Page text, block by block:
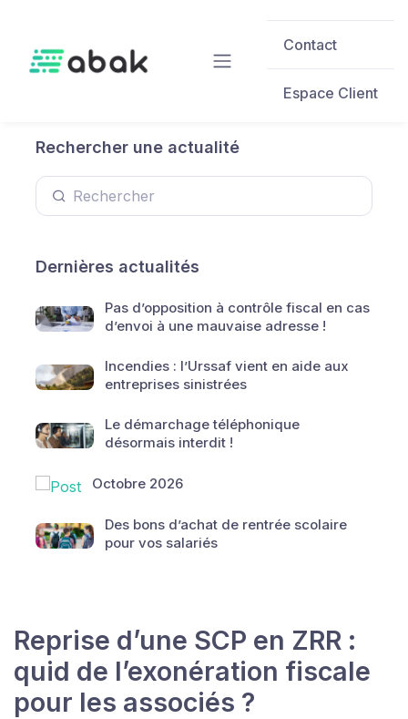
Contact
Espace Client
Rechercher une actualité
Dernières actualités
Pas d’opposition à contrôle fiscal en cas
d’envoi à une mauvaise adresse !
Incendies : l’Urssaf vient en aide aux
entreprises sinistrées
Le démarchage téléphonique
désormais interdit !
Octobre 2026
Des bons d’achat de rentrée scolaire
pour vos salariés
Reprise d’une SCP en ZRR :
quid de l’exonération fiscale
pour les associés ?